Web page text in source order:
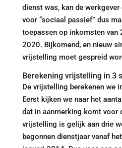
dienst was, kan de
voor “sociaal passief” dus
toepassen op inkomsten van
2020. Bijkomend, en nieuw
vrijstelling moet gespreid
Berekening vrijstelling in 3
De vrijstelling berekenen we
Eerst kijken we naar het
dat in aanmerking komt voor
vrijstelling is gelijk aan drie
begonnen dienstjaar vanaf